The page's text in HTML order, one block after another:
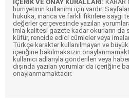
İÇERİK VE ONAY KURALLARI: KARAR
hürriyetinin kullanımı için vardır.
hukuka, inanca ve farklı fikirlere saygı
değerler çerçevesinde yazılan
imla kalitesi gazete kadar okurların da
küfür, rencide edici cümleler veya
Türkçe karakter kullanılmayan ve
içeriğine bakılmaksızın
kullanıcı adlarıyla gönderilen veya
dışında yazılan yorumlar da içeriğine
onaylanmamaktadır.